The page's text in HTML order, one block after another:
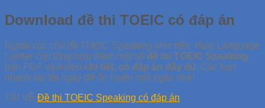
Download đề thi TOEIC có đáp án
Ngoài các chủ đề TOEIC Speaking như trên, Halo Language
Center còn tổng hợp thêm một số đề thi TOEIC Speaking
bản PDF và Audio chi tiết, có đáp án đầy đủ. Các bạn
nhanh tay tải ngay để ôn luyện mỗi ngày nhé!
TẢI VỀ Đề thi TOEIC Speaking có đáp án